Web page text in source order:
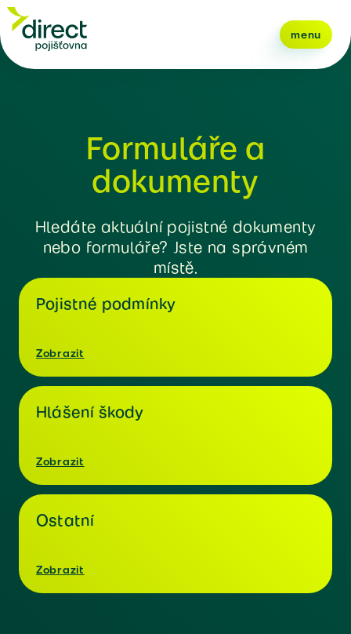
menu
Formuláře a
dokumenty
Hledáte aktuální pojistné dokumenty
nebo formuláře? Jste na správném
místě.
Pojistné podmínky
Zobrazit
Hlášení škody
Zobrazit
Ostatní
Zobrazit